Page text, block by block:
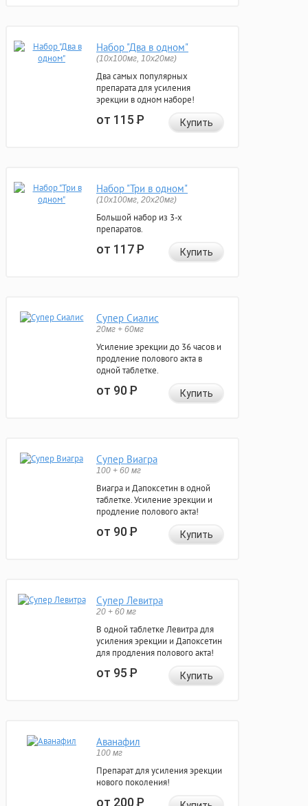
Набор "Два в одном"
(10x100мг, 10x20мг)
Два самых популярных
препарата для усиления
эрекции в одном наборе!
от 115Р Купить
Набор "Три в одном"
(10x100мг, 20x20мг)
Большой набор из 3-х
препаратов.
от 117Р Купить
Супер Сиалис
20мг + 60мг
Усиление эрекции до 36 часов и
продление полового акта в
одной таблетке.
от 90Р Купить
Супер Виагра
100 + 60 мг
Виагра и Дапоксетин в одной
таблетке. Усиление эрекции и
продление полового акта!
от 90Р Купить
Супер Левитра
20 + 60 мг
В одной таблетке Левитра для
усиления эрекции и Дапоксетин
для продления полового акта!
от 95Р Купить
Аванафил
100 мг
Препарат для усиления эрекции
нового поколения!
от 200Р